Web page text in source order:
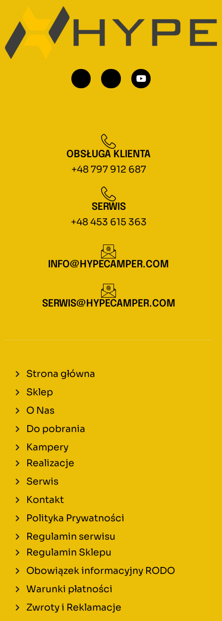
OBSŁUGA KLIENTA
+48 797 912 687
SERWIS
+48 453 615 363
INFO@HYPECAMPER.COM
SERWIS@HYPECAMPER.COM
Strona główna
Sklep
O Nas
Do pobrania
Kampery
Realizacje
Serwis
Kontakt
Polityka Prywatności
Regulamin serwisu
Regulamin Sklepu
Obowiązek informacyjny RODO
Warunki płatności
Zwroty i Reklamacje